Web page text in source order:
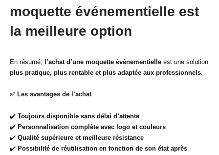
moquette événementielle est
la meilleure option
En résumé, l’achat d’une moquette événementielle est une solution
plus pratique, plus rentable et plus adaptée aux professionnels
✅ Les avantages de l’achat
✔️ Toujours disponible sans délai d’attente
✔️ Personnalisation complète avec logo et couleurs
✔️ Qualité supérieure et meilleure résistance
✔️ Possibilité de réutilisation en fonction de son état après